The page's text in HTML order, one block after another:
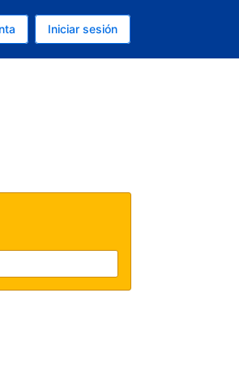
(Argentina)
Iniciar sesión